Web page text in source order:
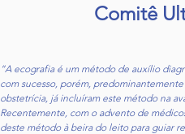
Comitê
“A ecografia é um método de auxílio
com sucesso, porém,
obstetrícia, já incluíram este método na
Recentemente, com o advento de
deste método à beira do leito para guiar